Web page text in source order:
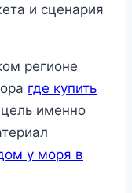
и сценария
регионе
где купить
именно
у моря в